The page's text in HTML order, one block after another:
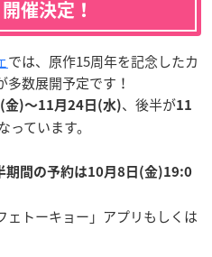
催決定！
では、原作15周年を記念したカ
数展開予定です！
金)〜11月24日(水)、後半が11
っています。
期間の予約は10月8日(金)19:0
ェトーキョー」アプリもしくは